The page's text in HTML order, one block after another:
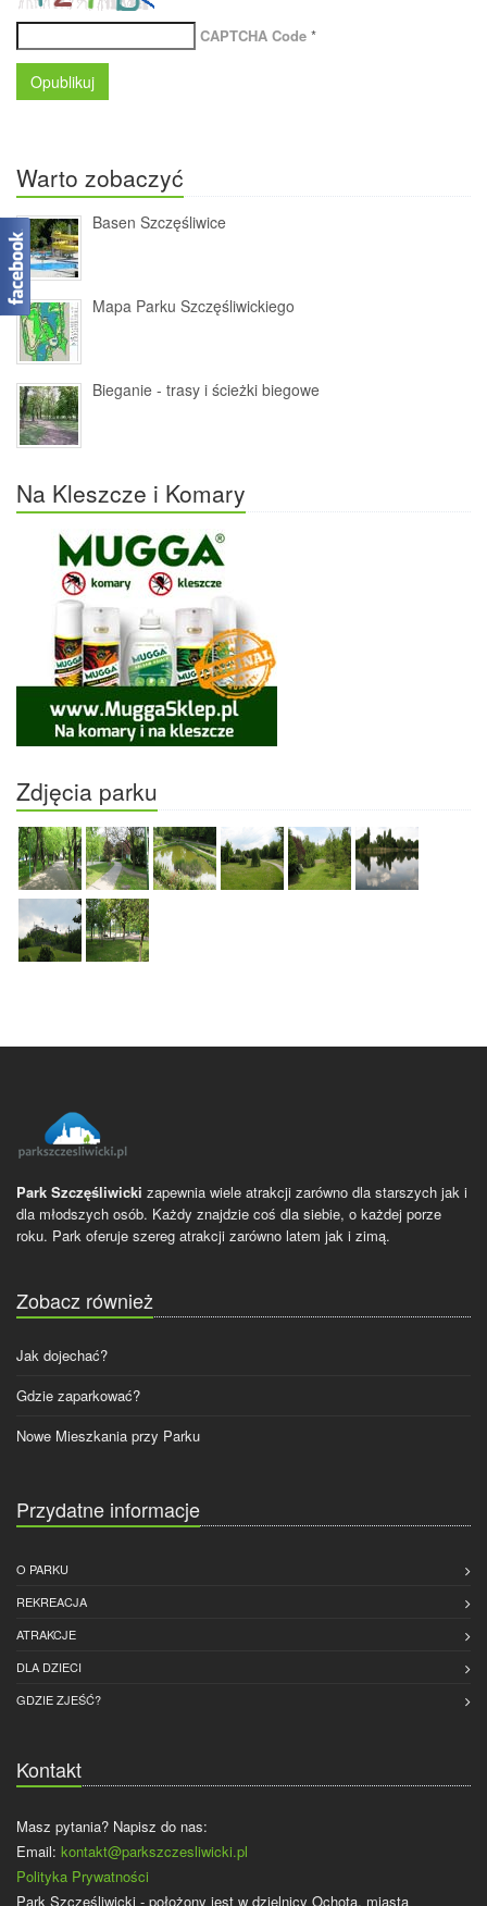
CAPTCHA Code *
Warto zobaczyć
Basen Szczęśliwice
Mapa Parku Szczęśliwickiego
Bieganie - trasy i ścieżki biegowe
Na Kleszcze i Komary
Zdjęcia parku
Park Szczęśliwicki zapewnia wiele atrakcji zarówno dla starszych jak i
dla młodszych osób. Każdy znajdzie coś dla siebie, o każdej porze
roku. Park oferuje szereg atrakcji zarówno latem jak i zimą.
Zobacz również
Jak dojechać?
Gdzie zaparkować?
Nowe Mieszkania przy Parku
Przydatne informacje
O PARKU
REKREACJA
ATRAKCJE
DLA DZIECI
GDZIE ZJEŚĆ?
Kontakt
Masz pytania? Napisz do nas:
Email: kontakt@parkszczesliwicki.pl
Polityka Prywatności
Park Szczęśliwicki - położony jest w dzielnicy Ochota, miasta